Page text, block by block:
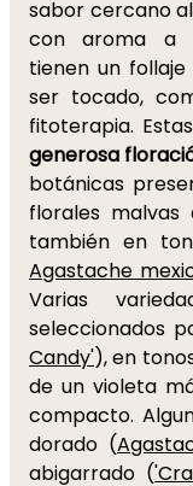
sabor cercano
con aroma a
tienen un
ser tocado,
fitoterapia.
generosa
botánicas
florales malvas
también en
Agastache
Varias
seleccionados
Candy'), en
de un violeta
compacto.
dorado (
abigarrado (